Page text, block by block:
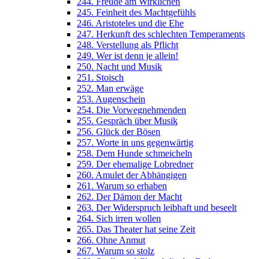
245. Feinheit des Machtgefühls
246. Aristoteles und die Ehe
247. Herkunft des schlechten Temperaments
248. Verstellung als Pflicht
249. Wer ist denn je allein!
250. Nacht und Musik
251. Stoisch
252. Man erwäge
253. Augenschein
254. Die Vorwegnehmenden
255. Gespräch über Musik
256. Glück der Bösen
257. Worte in uns gegenwärtig
258. Dem Hunde schmeicheln
259. Der ehemalige Lobredner
260. Amulet der Abhängigen
261. Warum so erhaben
262. Der Dämon der Macht
263. Der Widerspruch leibhaft und beseelt
264. Sich irren wollen
265. Das Theater hat seine Zeit
266. Ohne Anmut
267. Warum so stolz